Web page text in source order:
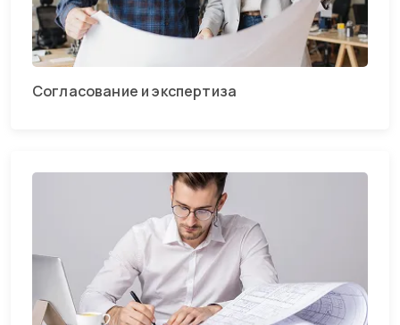
Согласование и экспертиза